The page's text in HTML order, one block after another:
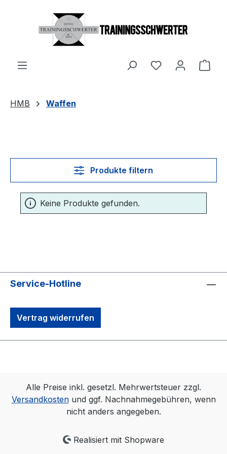
Zum Hauptinhalt springen
Du hast 0
HMB Waffen
Produkte filtern
Keine Produkte gefunden.
Service-Hotline
Vertrag widerrufen
Alle Preise inkl. gesetzl. Mehrwertsteuer zzgl.
Versandkostenund ggf. Nachnahmegebühren, wenn
nicht anders angegeben.
Realisiert mit Shopware